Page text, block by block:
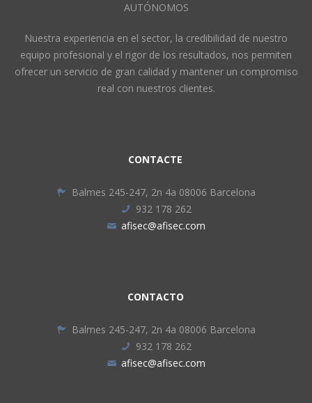
AUTÓNOMOS
Nuestra experiencia en el sector, la credibilidad de nuestro
equipo profesional y el rigor de los resultados, nos permiten
ofrecer un servicio de gran calidad y mantener un compromiso
real con nuestros clientes.
CONTACTE
Balmes 245-247, 2n 4a 08006 Barcelona
932 178 262
afisec@afisec.com
CONTACTO
Balmes 245-247, 2n 4a 08006 Barcelona
932 178 262
afisec@afisec.com